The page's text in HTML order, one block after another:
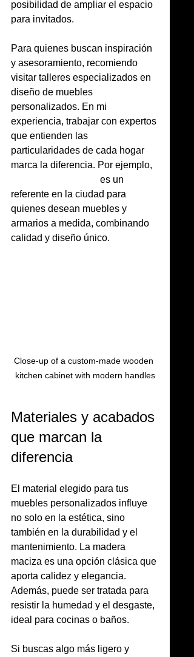
posibilidad de ampliar el espacio
para invitados.
Para quienes buscan inspiración
y asesoramiento, recomiendo
visitar talleres especializados en
diseño de muebles
personalizados. En mi
experiencia, trabajar con expertos
que entienden las
particularidades de cada hogar
marca la diferencia. Por ejemplo,
es un
referente en la ciudad para
quienes desean muebles y
armarios a medida, combinando
calidad y diseño único.
Close-up of a custom-made wooden
kitchen cabinet with modern handles
Materiales y acabados
que marcan la
diferencia
El material elegido para tus
muebles personalizados influye
no solo en la estética, sino
también en la durabilidad y el
mantenimiento. La madera
maciza es una opción clásica que
aporta calidez y elegancia.
Además, puede ser tratada para
resistir la humedad y el desgaste,
ideal para cocinas o baños.
Si buscas algo más ligero y